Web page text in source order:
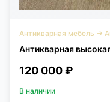
Антикварная мебель →
Антикварная
120 000 ₽
В наличии